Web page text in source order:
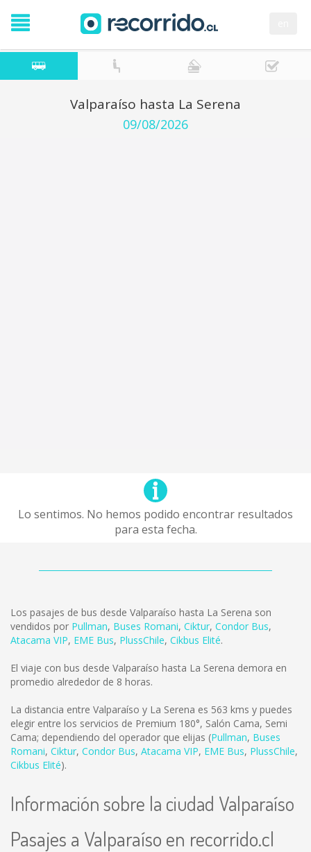
Valparaíso hasta La Serena
09/08/2026
Lo sentimos. No hemos podido encontrar resultados
para esta fecha.
Los pasajes de bus desde Valparaíso hasta La Serena son
vendidos por Pullman, Buses Romani, Ciktur, Condor Bus,
Atacama VIP, EME Bus, PlussChile, Cikbus Elité.
El viaje con bus desde Valparaíso hasta La Serena demora en
promedio alrededor de 8 horas.
La distancia entre Valparaíso y La Serena es 563 kms y puedes
elegir entre los servicios de Premium 180°, Salón Cama, Semi
Cama; dependiendo del operador que elijas (Pullman, Buses
Romani, Ciktur, Condor Bus, Atacama VIP, EME Bus, PlussChile,
Cikbus Elité).
Información sobre la ciudad Valparaíso
Pasajes a Valparaíso en recorrido.cl